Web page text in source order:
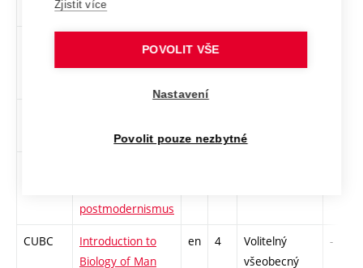
intermediate 1
en 3
bachelors 2
všeobecný
postmodernismus
CUBC
Introduction to
Biology of Man
en 4
Volitelný
všeobecný
-
Zjistit více
POVOLIT VŠE
Nastavení
Povolit pouze nezbytné